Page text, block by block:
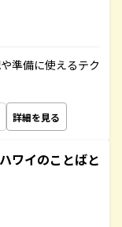
準備に使えるテク
詳細を見る
ワイのことばと